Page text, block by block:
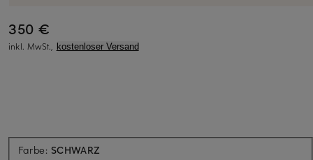
350 €
inkl. MwSt., kostenloser Versand
Farbe: SCHWARZ